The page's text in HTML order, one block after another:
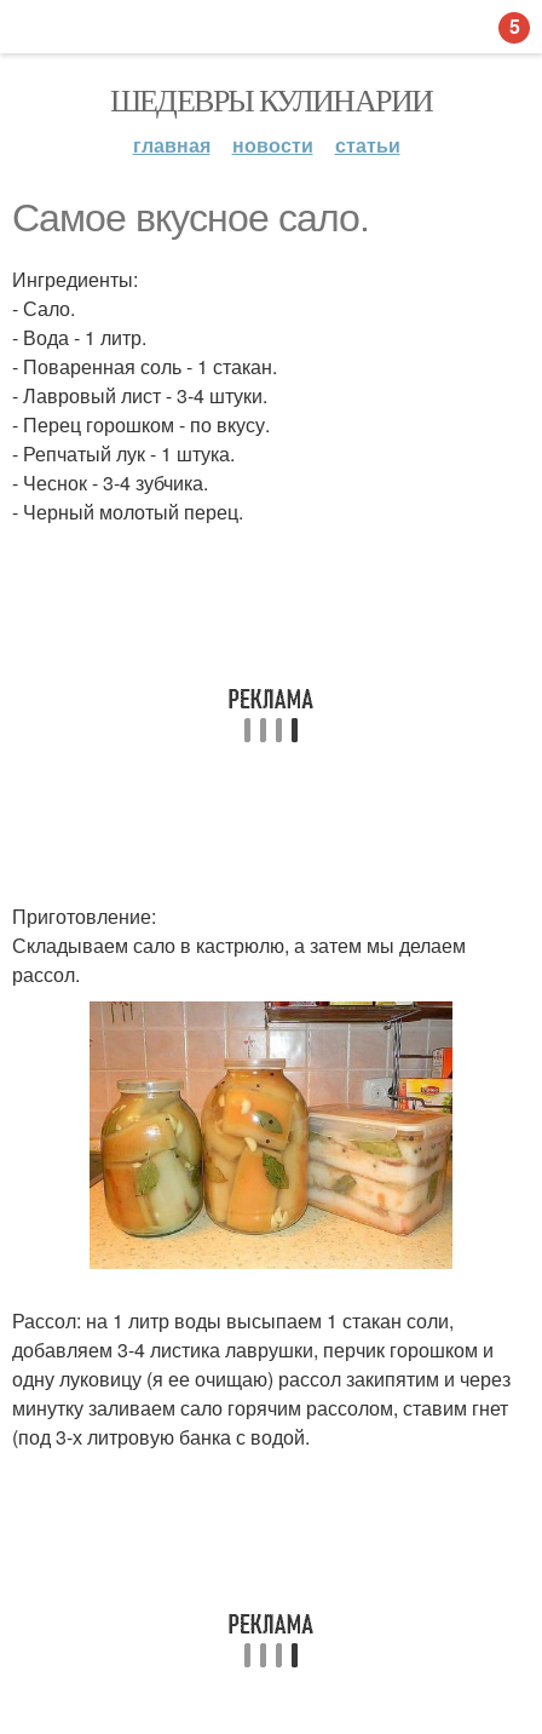
ШЕДЕВРЫ КУЛИНАРИИ
главная новости статьи
Самое вкусное сало.
Ингредиенты:
- Сало.
- Вода - 1 литр.
- Поваренная соль - 1 стакан.
- Лавровый лист - 3-4 штуки.
- Перец горошком - по вкусу.
- Репчатый лук - 1 штука.
- Чеснок - 3-4 зубчика.
- Черный молотый перец.
Приготовление:
Складываем сало в кастрюлю, а затем мы делаем
рассол.
Рассол: на 1 литр воды высыпаем 1 стакан соли,
добавляем 3-4 листика лаврушки, перчик горошком и
одну луковицу (я ее очищаю) рассол закипятим и через
минутку заливаем сало горячим рассолом, ставим гнет
(под 3-х литровую банка с водой.
5